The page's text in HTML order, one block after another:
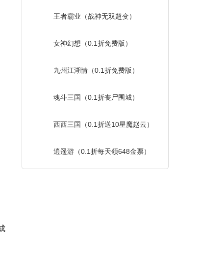
王者霸业（战神无双超变）
女神幻想（0.1折免费版）
九州江湖情（0.1折免费版）
魂斗三国（0.1折丧尸围城）
西西三国（0.1折送10星魔赵云）
逍遥游（0.1折每天领648金票）